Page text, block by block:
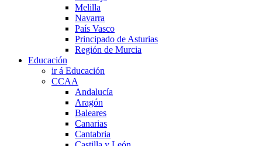
Melilla
Navarra
País Vasco
Principado de Asturias
Región de Murcia
Educación
ir á Educación
CCAA
Andalucía
Aragón
Baleares
Canarias
Cantabria